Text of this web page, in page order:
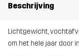
Beschrijving
Lichtgewicht,
om het hele jaar door